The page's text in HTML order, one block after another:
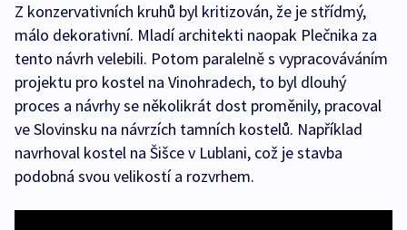
Z konzervativních kruhů byl kritizován, že je střídmý,
málo dekorativní. Mladí architekti naopak Plečnika za
tento návrh velebili. Potom paralelně s vypracováváním
projektu pro kostel na Vinohradech, to byl dlouhý
proces a návrhy se několikrát dost proměnily, pracoval
ve Slovinsku na návrzích tamních kostelů. Například
navrhoval kostel na Šišce v Lublani, což je stavba
podobná svou velikostí a rozvrhem.